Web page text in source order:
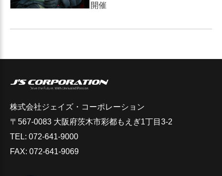
開催
株式会社ジェイズ・コーポレーション
〒567-0083 大阪府茨木市彩都もえぎ1丁目3-2
TEL: 072-641-9000
FAX: 072-641-9069